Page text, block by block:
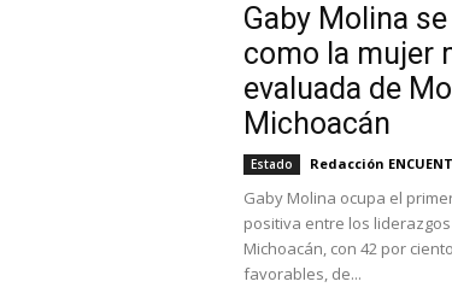
Gaby Molina
como la mujer
evaluada de
Michoacán
Estado Redacción
Gaby Molina ocupa el
positiva entre los
Michoacán, con 42 por
favorables, de...